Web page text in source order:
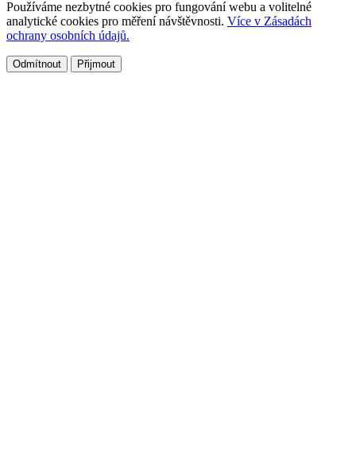
Používáme nezbytné cookies pro fungování webu a volitelné
analytické cookies pro měření návštěvnosti. Více v Zásadách
ochrany osobních údajů.
Odmítnout Přijmout